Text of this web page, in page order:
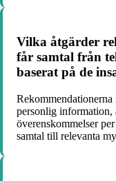
Vilka åtgärder
får samtal från
baserat på de
personlig information,
överenskommelser
samtal till relevanta